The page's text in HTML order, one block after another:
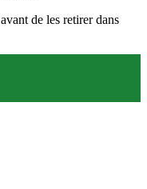
avant de les retirer dans